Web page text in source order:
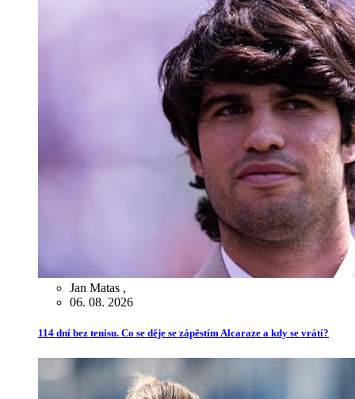
Jan Matas ,
06. 08. 2026
114 dní bez tenisu. Co se děje se zápěstím Alcaraze a kdy se vrátí?